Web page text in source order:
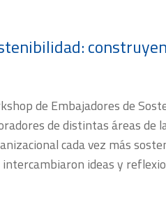
de Embajadores de
de distintas áreas de
cada vez más
ideas y